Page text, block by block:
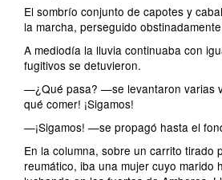
El sombrío conjunto de capotes y
la marcha, perseguido
A mediodía la lluvia continuaba con
fugitivos se detuvieron.
—¿Qué pasa? —se levantaron varias
qué comer! ¡Sigamos!
—¡Sigamos! —se propagó hasta el
En la columna, sobre un carrito tirado
reumático, iba una mujer cuyo marido